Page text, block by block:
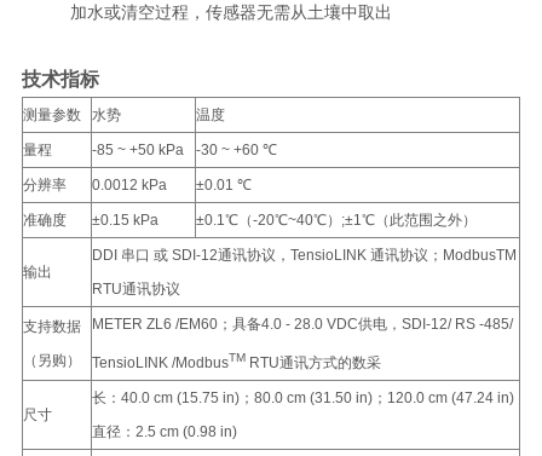
加水或清空过程，传感器无需从土壤中取出
技术指标
测量参数 水势 温度
量程 -85 ~ +50 kPa -30 ~ +60 ℃
分辨率 0.0012 kPa ±0.01 ℃
准确度 ±0.15 kPa ±0.1℃（-20℃~40℃）;±1℃（此范围之外）
输出
DDI 串口 或 SDI-12通讯协议， TensioLINK 通讯协议；ModbusTM
RTU通讯协议
支持数据
（另购）
METER ZL6 /EM60；具备4.0 - 28.0 VDC供电，SDI-12/ RS -485/
TensioLINK /ModbusTMRTU通讯方式的数采
尺寸
长：40.0 cm (15.75 in)；80.0 cm (31.50 in)；120.0 cm (47.24 in)
直径：2.5 cm (0.98 in)